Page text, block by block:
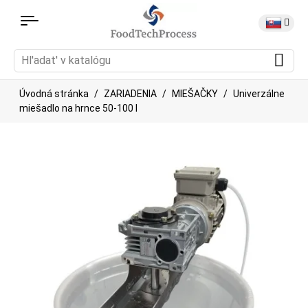
Úvodná stránka ZARIADENIA MIEŠAČKY
Univerzálne
miešadlo na hrnce 50-100 l